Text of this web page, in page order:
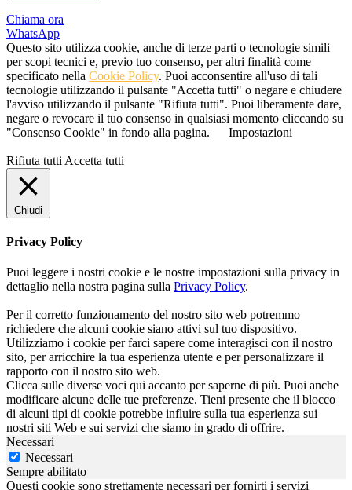
Chiama ora
WhatsApp
Questo sito utilizza cookie, anche di terze parti o tecnologie simili
per scopi tecnici e, previo tuo consenso, per altri finalità come
specificato nella Cookie Policy. Puoi acconsentire all'uso di tali
tecnologie utilizzando il pulsante "Accetta tutti" o negare e chiudere
l'avviso utilizzando il pulsante "Rifiuta tutti". Puoi liberamente dare,
negare o revocare il tuo consenso in qualsiasi momento cliccando su
"Consenso Cookie" in fondo alla pagina.
Impostazioni
Rifiuta tutti Accetta tutti
Chiudi
Privacy Policy
Puoi leggere i nostri cookie e le nostre impostazioni sulla privacy in
dettaglio nella nostra pagina sulla Privacy Policy.
Per il corretto funzionamento del nostro sito web potremmo
richiedere che alcuni cookie siano attivi sul tuo dispositivo.
Utilizziamo i cookie per farci sapere come interagisci con il nostro
sito, per arricchire la tua esperienza utente e per personalizzare il
rapporto con il nostro sito web.
Clicca sulle diverse voci qui accanto per saperne di più. Puoi anche
modificare alcune delle tue preferenze. Tieni presente che il blocco
di alcuni tipi di cookie potrebbe influire sulla tua esperienza sui
nostri siti Web e sui servizi che siamo in grado di offrire.
Necessari
Necessari
Sempre abilitato
Questi cookie sono strettamente necessari per fornirti i servizi